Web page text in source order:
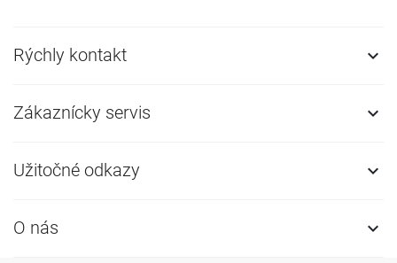
Rýchly kontakt 
Zákaznícky servis 
Užitočné odkazy 
O nás 